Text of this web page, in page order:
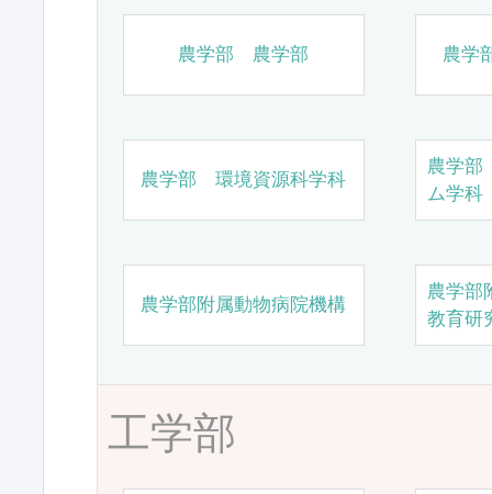
農学部 農学部 農学
農学部 環境資源科学科
農学
ム学科
農学部附属動物病院機構
農学部
教育研
工学部